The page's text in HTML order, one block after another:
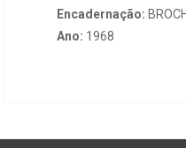
Encadernação:
Ano: 1968